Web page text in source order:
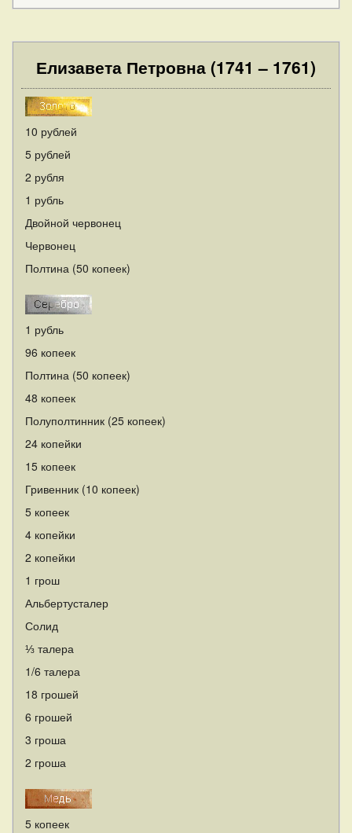
Елизавета Петровна (1741 – 1761)
10 рублей
5 рублей
2 рубля
1 рубль
Двойной червонец
Червонец
Полтина (50 копеек)
1 рубль
96 копеек
Полтина (50 копеек)
48 копеек
Полуполтинник (25 копеек)
24 копейки
15 копеек
Гривенник (10 копеек)
5 копеек
4 копейки
2 копейки
1 грош
Альбертусталер
Солид
⅓ талера
1/6 талера
18 грошей
6 грошей
3 гроша
2 гроша
5 копеек